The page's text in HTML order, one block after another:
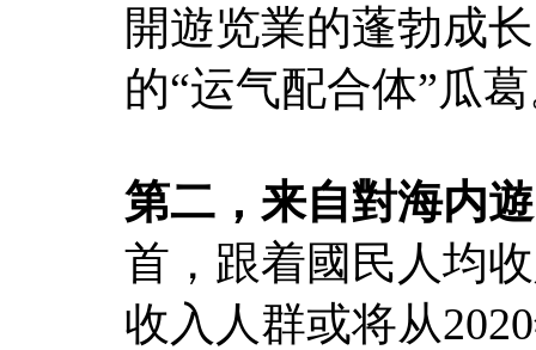
開遊览業的蓬勃成
的“运气配合体”瓜
第二，来自對海内
首，跟着國民人均
收入人群或将从